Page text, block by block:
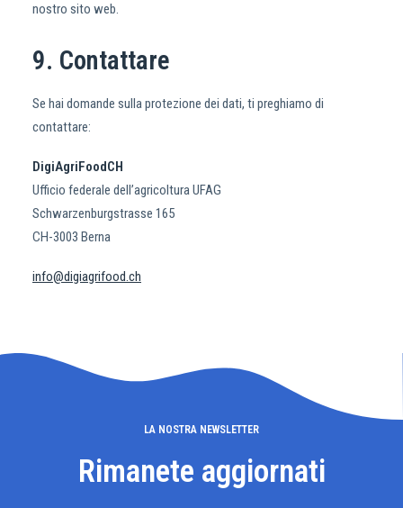
nostro sito web.
9. Contattare
Se hai domande sulla protezione dei dati, ti preghiamo di
contattare:
DigiAgriFoodCH
Ufficio federale dell’agricoltura UFAG
Schwarzenburgstrasse 165
CH-3003 Berna
info@digiagrifood.ch
LA NOSTRA NEWSLETTER
Rimanete aggiornati